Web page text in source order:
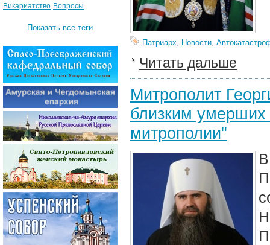
Патриарх, Новости,
Читать дальше
Митрополит
близким
митрополии"
Викариатство Вопросы
Показать все теги